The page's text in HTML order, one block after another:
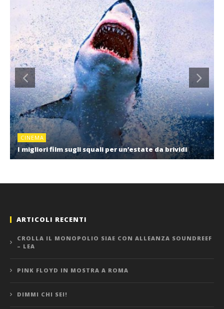
CINEMA
I migliori film sugli squali per un’estate da brividi
ARTICOLI RECENTI
CROLLA IL MONOPOLIO SIAE CON ALLEANZA SOUNDREEF
– LEA
PINK FLOYD IN MOSTRA A ROMA
DIMMI CHI SEI!